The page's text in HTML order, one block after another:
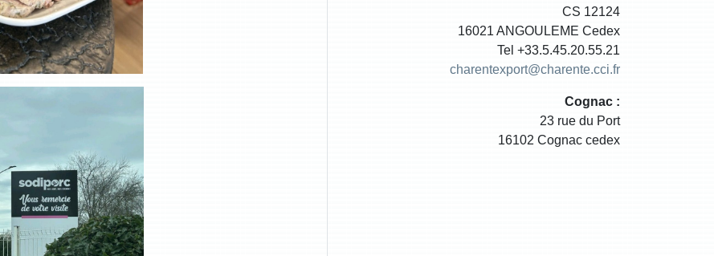
CS 12124
16021 ANGOULEME Cedex
Tel +33.5.45.20.55.21
charentexport@charente.cci.fr
Cognac :
23 rue du Port
16102 Cognac cedex